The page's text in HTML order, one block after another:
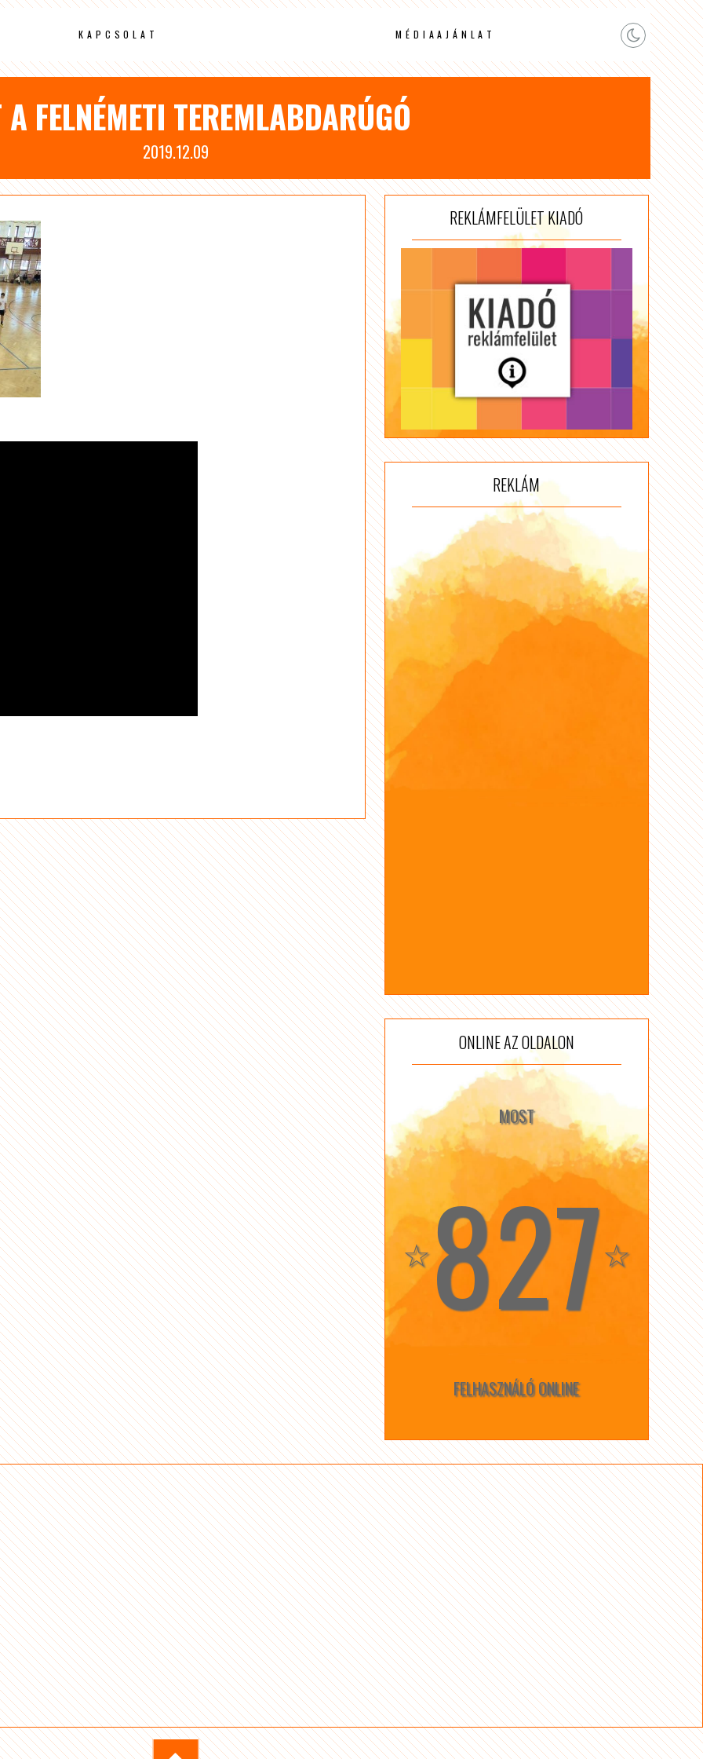
KAPCSOLAT MÉDIAAJÁNLAT
FELNÉMETI TEREMLABDARÚGÓ
2019.12.09
REKLÁMFELÜLET KIADÓ
REKLÁM
ONLINE AZ OLDALON
MOST
☆827☆
FELHASZNÁLÓ ONLINE